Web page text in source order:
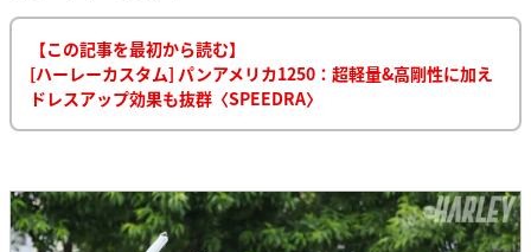
【この記事を最初から読む】
[ハーレーカスタム] パンアメリカ1250：超軽量&高剛性に加え
ドレスアップ効果も抜群〈SPEEDRA〉